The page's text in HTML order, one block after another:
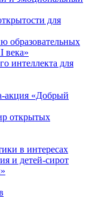
для
образовательных
века»
интеллекта для
акция «Добрый
открытых
в интересах
и детей-сирот